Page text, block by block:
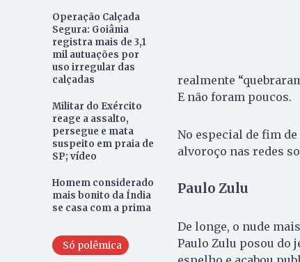
Operação Calçada
Segura: Goiânia
registra mais de 3,1
mil autuações por
uso irregular das
calçadas
Militar do Exército
reage a assalto,
persegue e mata
suspeito em praia de
SP; vídeo
Homem considerado
mais bonito da Índia
se casa com a prima
Só polêmica
realmente
E não foram poucos.
No especial de fim de
alvoroço nas redes
Paulo Zulu
De longe, o nude
Paulo Zulu posou do